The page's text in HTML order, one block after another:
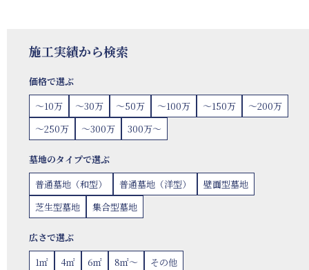
施工実績から検索
価格で選ぶ
〜10万
〜30万 〜50万 〜100万 〜150万
〜200万
〜250万
〜300万 300万〜
墓地のタイプで選ぶ
普通墓地（和型）
普通墓地（洋型）
壁面型墓地
芝生型墓地
集合型墓地
広さで選ぶ
1㎡
4㎡ 6㎡ 8㎡〜 その他